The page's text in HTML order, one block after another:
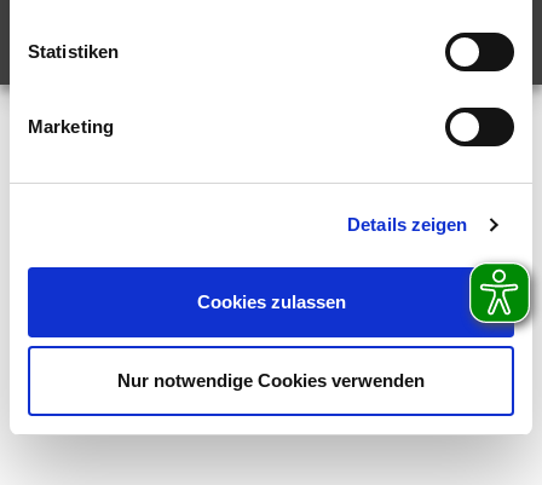
Statistiken
Marketing
Details zeigen
Cookies zulassen
Nur notwendige Cookies verwenden